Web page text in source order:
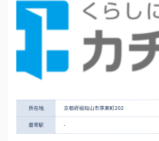
所在地 京都府福知山市厚東町202
最寄駅 -